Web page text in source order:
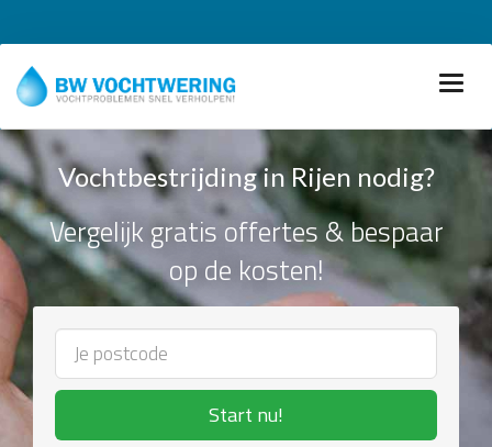
Vochtbestrijding in Rijen nodig?
Vergelijk gratis offertes & bespaar
op de kosten!
Start nu!